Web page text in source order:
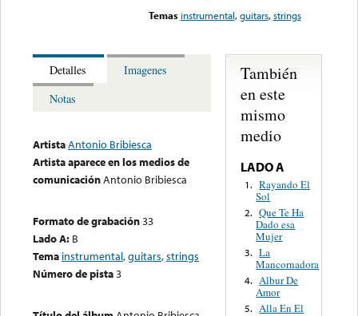
Temas instrumental,guitars,strings
Detalles
Imagenes
Notas
ArtistaAntonio Bribiesca
Artista aparece en los medios de
comunicaciónAntonio Bribiesca
Formato de grabación33
Lado A: B
Tema instrumental,guitars,strings
Número de pista3
También
en este
mismo
medio
LADO A
1. Rayando El
Sol
2. Que Te Ha
Dado esa
Mujer
3. La
Mancornadora
4. Albur De
Amor
5. Alla En El